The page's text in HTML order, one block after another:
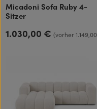
Micadoni Sofa Ruby 4-
Sitzer
Regulärer Preis:
1.030,00 €(vorher